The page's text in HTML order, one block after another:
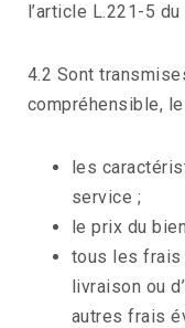
l’article L.221-5
4.2 Sont
compréhensible,
les
service ;
le prix du
tous les frais
livraison ou
autres frais